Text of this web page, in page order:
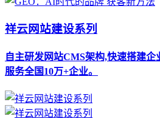
祥云网站建设系列
自主研发网站CMS架构,快速搭建
服务全国10万+企业。